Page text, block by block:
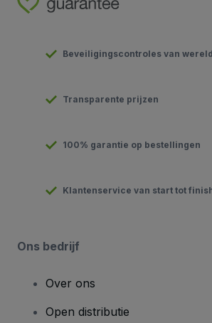
Beveiligingscontroles van
Transparente prijzen
100% garantie op bestellingen
Klantenservice van start tot
Ons bedrijf
Over ons
Open distributie